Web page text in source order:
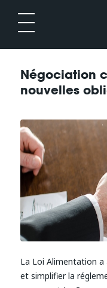
Négociation
nouvelles
La Loi Alimentation
et simplifier la